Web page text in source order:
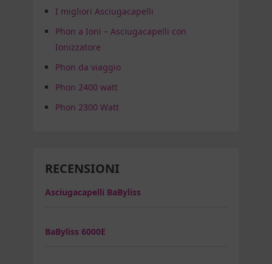
I migliori Asciugacapelli
Phon a Ioni – Asciugacapelli con
Ionizzatore
Phon da viaggio
Phon 2400 watt
Phon 2300 Watt
RECENSIONI
Asciugacapelli BaByliss
BaByliss 6000E